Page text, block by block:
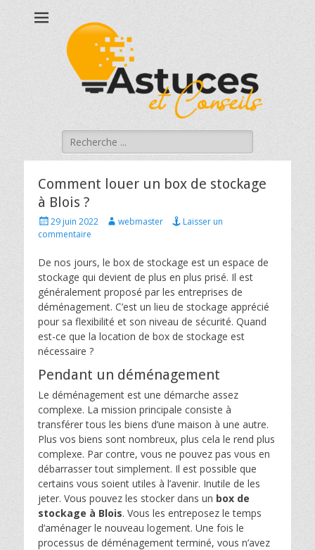
Astuces et conseils qui touchent à votre quotidien !
Rechercher :
Comment louer un box de stockage
à Blois ?
Posted
on
29 juin 2022 Author
webmaster
Laisser un
commentaire
De nos jours, le box de stockage est un espace de
stockage qui devient de plus en plus prisé. Il est
généralement proposé par les entreprises de
déménagement. C’est un lieu de stockage apprécié
pour sa flexibilité et son niveau de sécurité. Quand
est-ce que la location de box de stockage est
nécessaire ?
Pendant un déménagement
Le déménagement est une démarche assez
complexe. La mission principale consiste à
transférer tous les biens d’une maison à une autre.
Plus vos biens sont nombreux, plus cela le rend plus
complexe. Par contre, vous ne pouvez pas vous en
débarrasser tout simplement. Il est possible que
certains vous soient utiles à l’avenir. Inutile de les
jeter. Vous pouvez les stocker dans un box de
stockage à Blois. Vous les entreposez le temps
d’aménager le nouveau logement. Une fois le
processus de déménagement terminé, vous n’avez